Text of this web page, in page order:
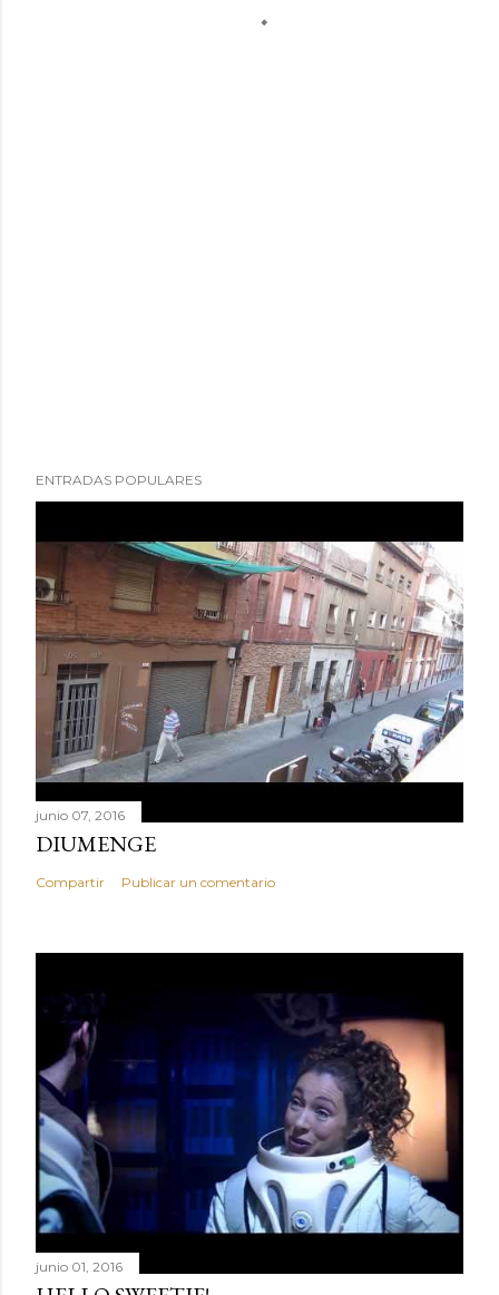
ENTRADAS POPULARES
junio 07, 2016
DIUMENGE
Compartir Publicar un comentario
junio 01, 2016